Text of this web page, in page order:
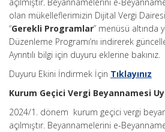
olan mükelleflerimizin Dijital Vergi
“Gerekli Programlar” menüsü altında
Düzenleme Programı’nı indirerek
Ayrıntılı bilgi için duyuru eklerine bakınız.
Duyuru Ekini İndirmek İçin Tıklayınız
Kurum Geçici Vergi Beyannamesi
2024/1. dönem kurum geçici vergi
açılmıştır. Beyannamelerini e-